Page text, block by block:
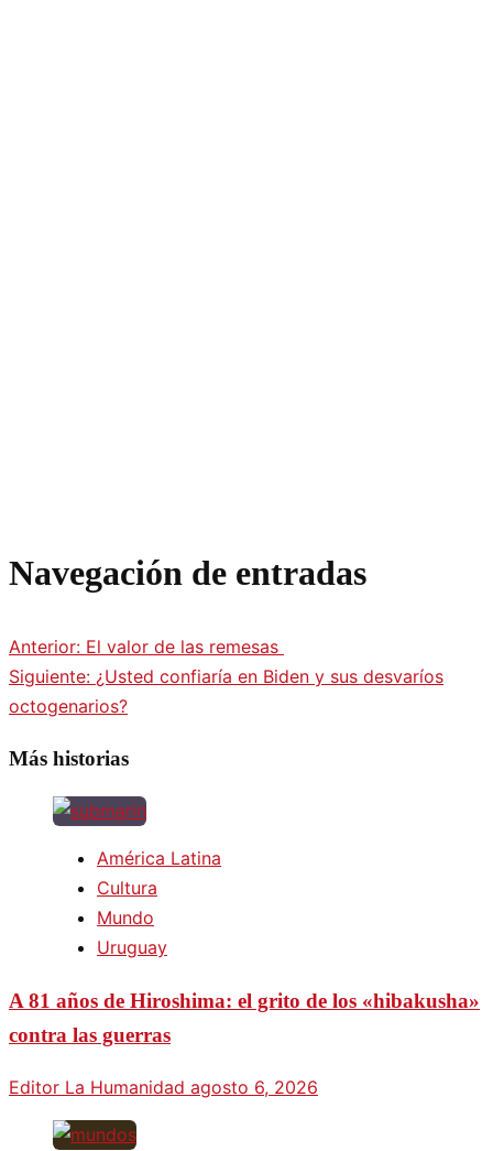
Navegación de entradas
Anterior: El valor de las remesas
Siguiente: ¿Usted confiaría en Biden y sus desvaríos
octogenarios?
Más historias
América Latina
Cultura
Mundo
Uruguay
A 81 años de Hiroshima: el grito de los «hibakusha»
contra las guerras
Editor La Humanidad agosto 6, 2026